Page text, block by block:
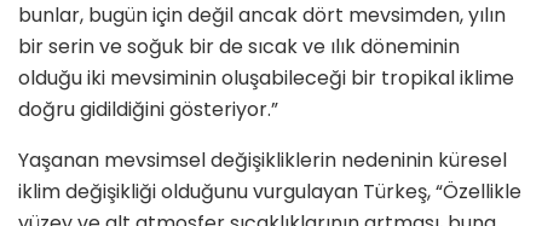
bunlar, bugün için değil ancak dört mevsimden, yılın
bir serin ve soğuk bir de sıcak ve ılık döneminin
olduğu iki mevsiminin oluşabileceği bir tropikal iklime
doğru gidildiğini gösteriyor.”
Yaşanan mevsimsel değişikliklerin nedeninin küresel
iklim değişikliği olduğunu vurgulayan Türkeş, “Özellikle